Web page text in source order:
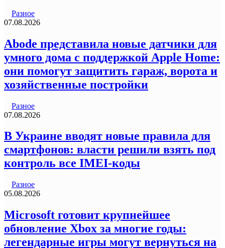
Разное
07.08.2026
Abode представила новые датчики для
умного дома с поддержкой Apple Home:
они помогут защитить гараж, ворота и
хозяйственные постройки
Разное
07.08.2026
В Украине вводят новые правила для
смартфонов: власти решили взять под
контроль все IMEI-коды
Разное
05.08.2026
Microsoft готовит крупнейшее
обновление Xbox за многие годы:
легендарные игры могут вернуться на